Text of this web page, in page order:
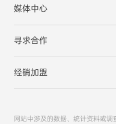
媒体中心
寻求合作
经销加盟
网站中涉及的数据、统计资料或